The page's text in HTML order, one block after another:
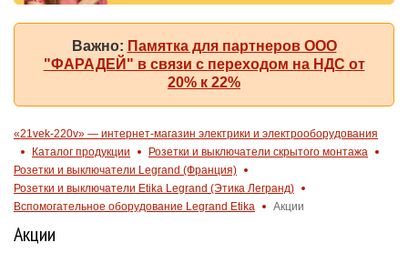
Важно: Памятка для партнеров ООО
"ФАРАДЕЙ" в связи с переходом на НДС от
20% к 22%
«21vek-220v» — интернет-магазин электрики и электрооборудования
Каталог продукции
Розетки и выключатели скрытого монтажа
Розетки и выключатели Legrand (Франция)
Розетки и выключатели Etika Legrand (Этика Легранд)
Вспомогательное оборудование Legrand Etika
Акции
Акции